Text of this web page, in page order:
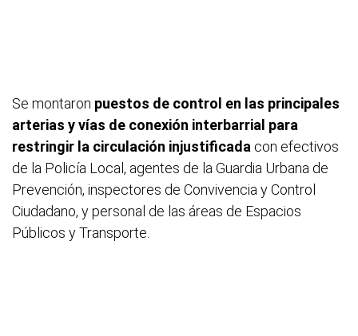
Se montaron puestos de control en las principales
arterias y vías de conexión interbarrial para
restringir la circulación injustificada con efectivos
de la Policía Local, agentes de la Guardia Urbana de
Prevención, inspectores de Convivencia y Control
Ciudadano, y personal de las áreas de Espacios
Públicos y Transporte.